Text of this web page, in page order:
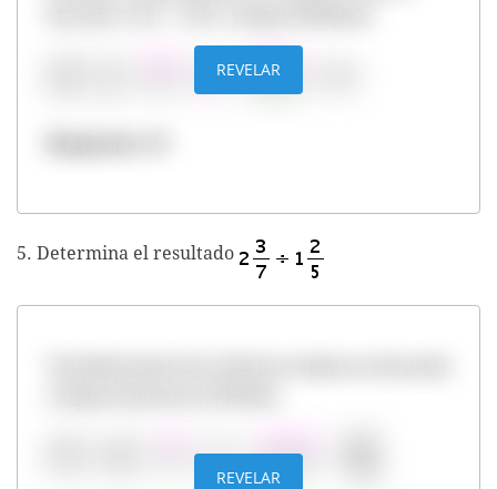
REVELAR
5. Determina el resultado
REVELAR